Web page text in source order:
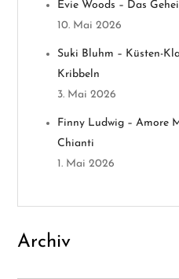
a
n
Evie Woods – Das
10. Mai 2026
Suki Bluhm – Küsten-
Kribbeln
3. Mai 2026
Finny Ludwig – Amore
Chianti
1. Mai 2026
Archiv